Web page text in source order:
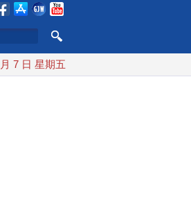
豚颱風 台灣最快下午發海警
7 日 星期五